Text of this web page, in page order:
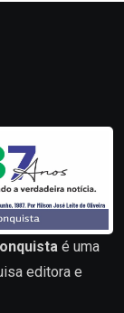
é uma
editora e